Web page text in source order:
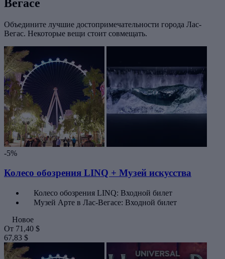
Вегасе
Объедините лучшие достопримечательности города Лас-
Вегас. Некоторые вещи стоит совмещать.
-5%
Колесо обозрения LINQ + Музей искусства
Колесо обозрения LINQ: Входной билет
Музей Арте в Лас-Вегасе: Входной билет
Новое
От 71,40 $
67,83 $